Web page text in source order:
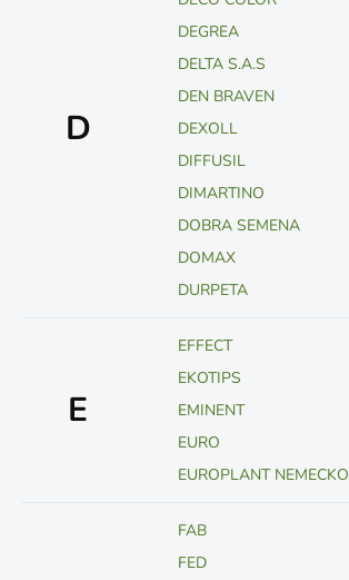
D
DEGREA
DELTA S.A.S
DEN BRAVEN
DEXOLL
DIFFUSIL
DIMARTINO
DOBRA SEMENA
DOMAX
DURPETA
E
EFFECT
EKOTIPS
EMINENT
EURO
EUROPLANT NEMECKO
FAB
FED